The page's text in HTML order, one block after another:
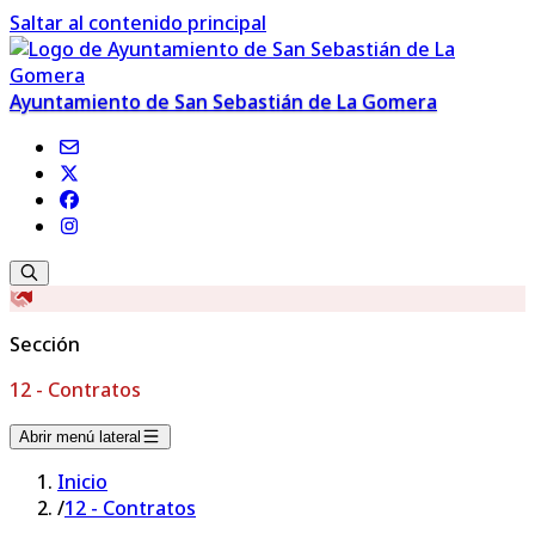
Saltar al contenido principal
Ayuntamiento de San Sebastián de La Gomera
Sección
12 - Contratos
Abrir menú lateral
Inicio
/12 - Contratos